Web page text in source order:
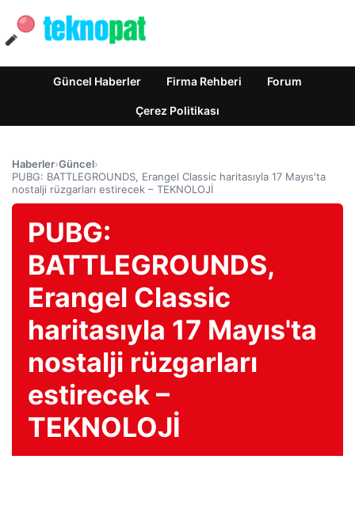
Güncel Haberler Firma Rehberi Forum
Çerez Politikası
Haberler›Güncel›
PUBG: BATTLEGROUNDS, Erangel Classic haritasıyla 17 Mayıs'ta
nostalji rüzgarları estirecek – TEKNOLOJİ
PUBG:
BATTLEGROUNDS,
Erangel Classic
haritasıyla 17 Mayıs'ta
nostalji rüzgarları
estirecek –
TEKNOLOJİ